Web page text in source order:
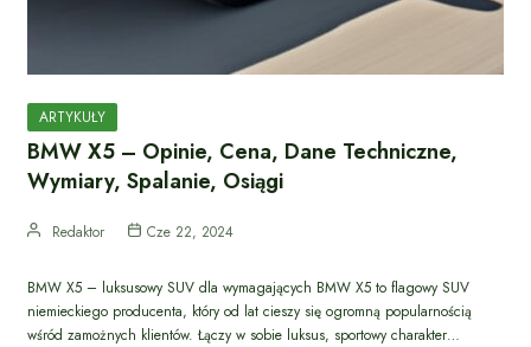
ARTYKUŁY
BMW X5 – Opinie, Cena, Dane Techniczne,
Wymiary, Spalanie, Osiągi
Redaktor Cze 22, 2024
BMW X5 – luksusowy SUV dla wymagających BMW X5 to flagowy SUV
niemieckiego producenta, który od lat cieszy się ogromną popularnością
wśród zamożnych klientów. Łączy w sobie luksus, sportowy charakter…